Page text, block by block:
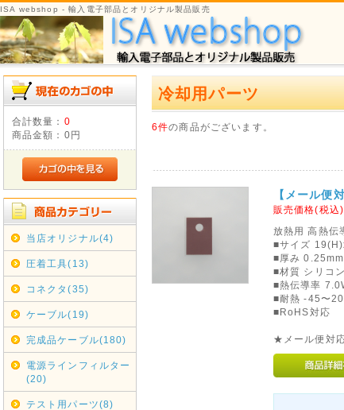
ISA webshop - 輸入電子部品とオリジナル製品販売
合計数量： 0
商品金額： 0円
当店オリジナル(4)
圧着工具(13)
コネクタ(35)
ケーブル(19)
完成品ケーブル(180)
電源ラインフィルター
(20)
テスト用パーツ(8)
冷却用パーツ
6件の商品がございます。
【メール
販売価格(税
放熱用 高熱
■サイズ
■厚み 0.25mm
■材質 シリコン
■熱伝導率
■耐熱 -45〜
■RoHS対応
★メール便対